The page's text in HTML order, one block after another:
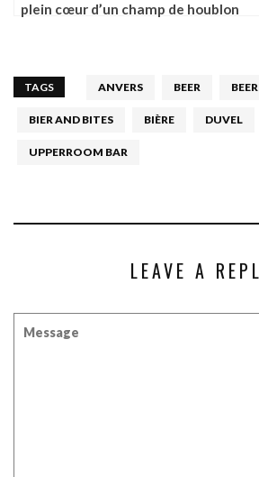
plein cœur d’un champ de houblon
TAGS ANVERS BEER
BIER AND BITES BIÈRE DUVEL
UPPERROOM BAR
LEAVE A